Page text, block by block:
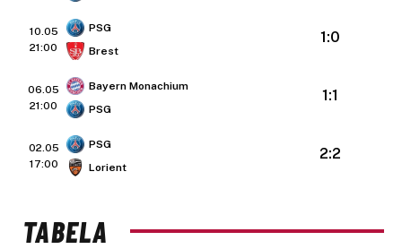
10.05
21:00
PSG
Brest
1:0
06.05
21:00
Bayern Monachium
PSG
1:1
02.05
17:00
PSG
Lorient
2:2
TABELA